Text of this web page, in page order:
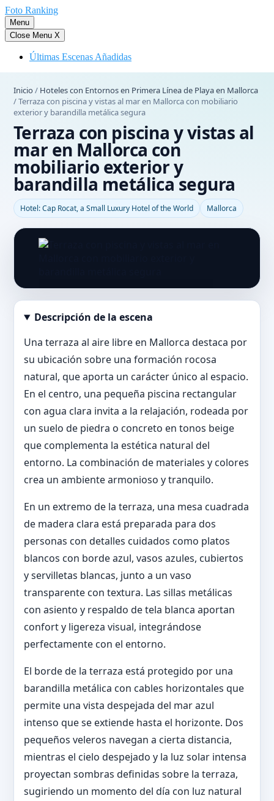
Saltar
al
contenido
Foto Ranking
Menu
Close Menu X
Últimas Escenas Añadidas
Inicio / Hoteles con Entornos en Primera Línea de Playa en Mallorca
/Terraza con piscina y vistas al mar en Mallorca con mobiliario
exterior y barandilla metálica segura
Terraza con piscina y vistas al
mar en Mallorca con
mobiliario exterior y
barandilla metálica segura
Hotel: Cap Rocat, a Small Luxury Hotel of the World Mallorca
Abrir imagen en tamaño completo
Descripción de la escena
Una terraza al aire libre en Mallorca destaca por
su ubicación sobre una formación rocosa
natural, que aporta un carácter único al espacio.
En el centro, una pequeña piscina rectangular
con agua clara invita a la relajación, rodeada por
un suelo de piedra o concreto en tonos beige
que complementa la estética natural del
entorno. La combinación de materiales y colores
crea un ambiente armonioso y tranquilo.
En un extremo de la terraza, una mesa cuadrada
de madera clara está preparada para dos
personas con detalles cuidados como platos
blancos con borde azul, vasos azules, cubiertos
y servilletas blancas, junto a un vaso
transparente con textura. Las sillas metálicas
con asiento y respaldo de tela blanca aportan
confort y ligereza visual, integrándose
perfectamente con el entorno.
El borde de la terraza está protegido por una
barandilla metálica con cables horizontales que
permite una vista despejada del mar azul
intenso que se extiende hasta el horizonte. Dos
pequeños veleros navegan a cierta distancia,
mientras el cielo despejado y la luz solar intensa
proyectan sombras definidas sobre la terraza,
sugiriendo un momento del día con luz natural